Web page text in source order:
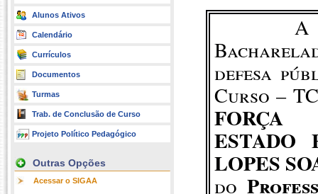
Alunos Ativos
Calendário
Currículos
Documentos
Turmas
Trab. de Conclusão de Curso
Projeto Político Pedagógico
Outras Opções
Acessar o SIGAA
defesa
Curso –
FORÇA
ESTADO
LOPES
do